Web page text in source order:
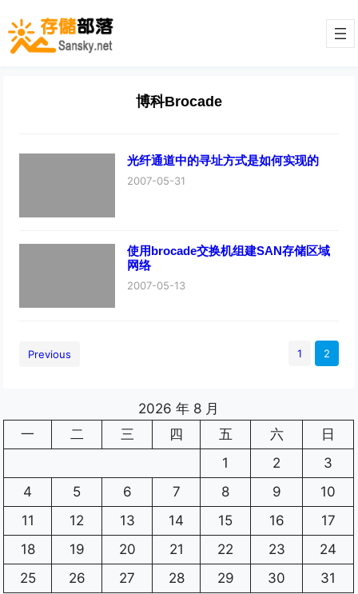
博科Brocade
光纤通道中的寻址方式是如何实现的
2007-05-31
使用brocade交换机组建SAN存储区域
网络
2007-05-13
Previous 1 2
2026 年 8 月
一
二 三 四 五 六
日
1
2
3
4
5 6 7 8 9
10
11
12 13 14 15 16
17
18
19 20 21 22 23
24
25
26 27 28 29 30
31